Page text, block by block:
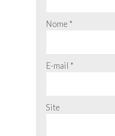
Nome *
E-mail *
Site